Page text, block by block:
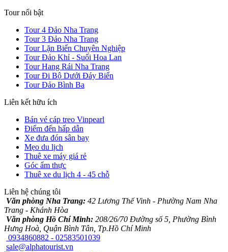
Tour nổi bật
Tour 4 Đảo Nha Trang
Tour 3 Đảo Nha Trang
Tour Lặn Biển Chuyên Nghiệp
Tour Đảo Khỉ - Suối Hoa Lan
Tour Hang Rái Nha Trang
Tour Đi Bộ Dưới Đáy Biển
Tour Đảo Bình Ba
Liên kết hữu ích
Bán vé cáp treo Vinpearl
Điểm đến hấp dẫn
Xe đưa đón sân bay
Mẹo du lịch
Thuê xe máy giá rẻ
Góc ẩm thực
Thuê xe du lịch 4 - 45 chỗ
Liên hệ chúng tôi
Văn phòng Nha Trang: 42 Lương Thế Vinh - Phường Nam Nha
Trang - Khánh Hòa
Văn phòng Hồ Chí Minh: 208/26/70 Đường số 5, Phường Bình
Hưng Hoà, Quận Bình Tân, Tp.Hồ Chí Minh
0934860882 - 02583501039
sale@alphatourist.vn